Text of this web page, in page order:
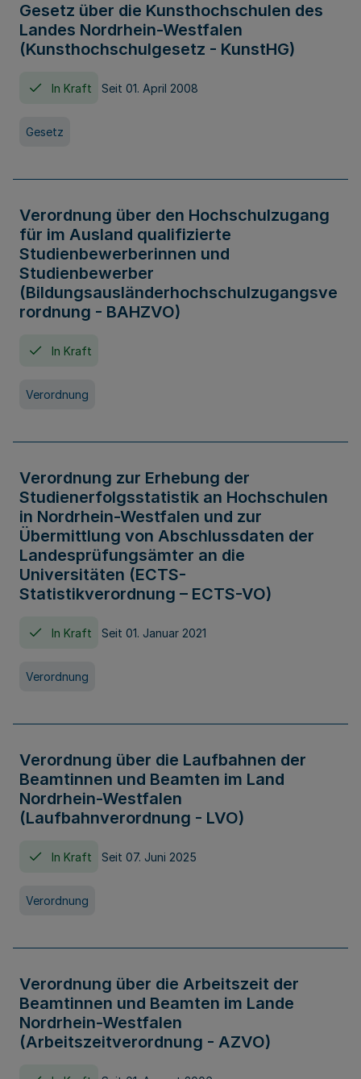
Gesetz über die Kunsthochschulen des
Landes Nordrhein-Westfalen
(Kunsthochschulgesetz - KunstHG)
In Kraft Seit 01. April 2008
Gesetz
Verordnung über den Hochschulzugang
für im Ausland qualifizierte
Studienbewerberinnen und
Studienbewerber
(Bildungsausländerhochschulzugangsve
rordnung - BAHZVO)
In Kraft
Verordnung
Verordnung zur Erhebung der
Studienerfolgsstatistik an Hochschulen
in Nordrhein-Westfalen und zur
Übermittlung von Abschlussdaten der
Landesprüfungsämter an die
Universitäten (ECTS-
Statistikverordnung – ECTS-VO)
In Kraft Seit 01. Januar 2021
Verordnung
Verordnung über die Laufbahnen der
Beamtinnen und Beamten im Land
Nordrhein-Westfalen
(Laufbahnverordnung - LVO)
In Kraft Seit 07. Juni 2025
Verordnung
Verordnung über die Arbeitszeit der
Beamtinnen und Beamten im Lande
Nordrhein-Westfalen
(Arbeitszeitverordnung - AZVO)